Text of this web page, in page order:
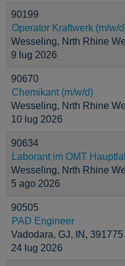
90199
Operator Kraftwerk (m/w/
Wesseling, Nrth Rhine
9 lug 2026
90670
Chemikant (m/w/d)
Wesseling, Nrth Rhine
10 lug 2026
90634
Laborant im OMT
Wesseling, Nrth Rhine
5 ago 2026
90505
PAD Engineer
Vadodara, GJ, IN, 391775
24 lug 2026